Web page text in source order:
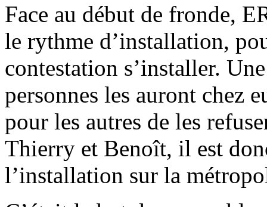
Face au début de fronde,
le rythme d’installation,
contestation s’installer.
personnes les auront chez
pour les autres de les
Thierry et Benoît, il est
l’installation sur la